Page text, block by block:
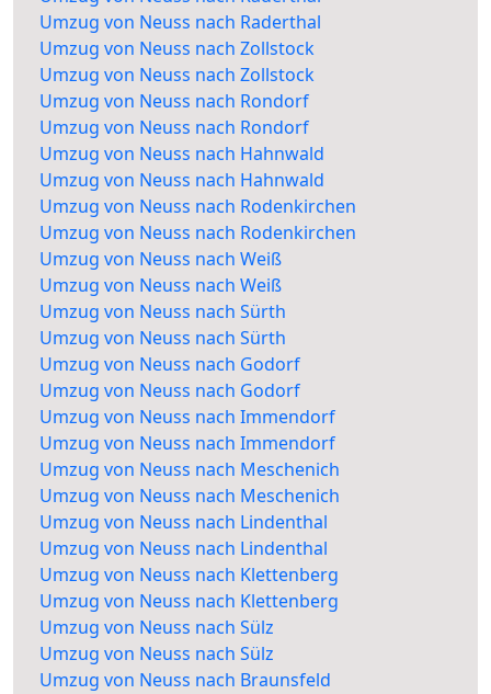
Umzug von Neuss nach Raderthal
Umzug von Neuss nach Zollstock
Umzug von Neuss nach Zollstock
Umzug von Neuss nach Rondorf
Umzug von Neuss nach Rondorf
Umzug von Neuss nach Hahnwald
Umzug von Neuss nach Hahnwald
Umzug von Neuss nach Rodenkirchen
Umzug von Neuss nach Rodenkirchen
Umzug von Neuss nach Weiß
Umzug von Neuss nach Weiß
Umzug von Neuss nach Sürth
Umzug von Neuss nach Sürth
Umzug von Neuss nach Godorf
Umzug von Neuss nach Godorf
Umzug von Neuss nach Immendorf
Umzug von Neuss nach Immendorf
Umzug von Neuss nach Meschenich
Umzug von Neuss nach Meschenich
Umzug von Neuss nach Lindenthal
Umzug von Neuss nach Lindenthal
Umzug von Neuss nach Klettenberg
Umzug von Neuss nach Klettenberg
Umzug von Neuss nach Sülz
Umzug von Neuss nach Sülz
Umzug von Neuss nach Braunsfeld